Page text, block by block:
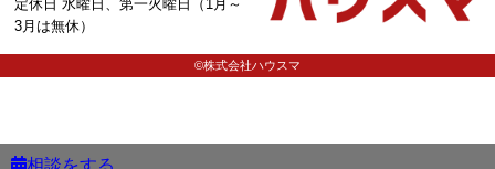
相談をする
定休日 水曜日、第一火曜日（1月～
3月は無休）
©株式会社ハウスマ